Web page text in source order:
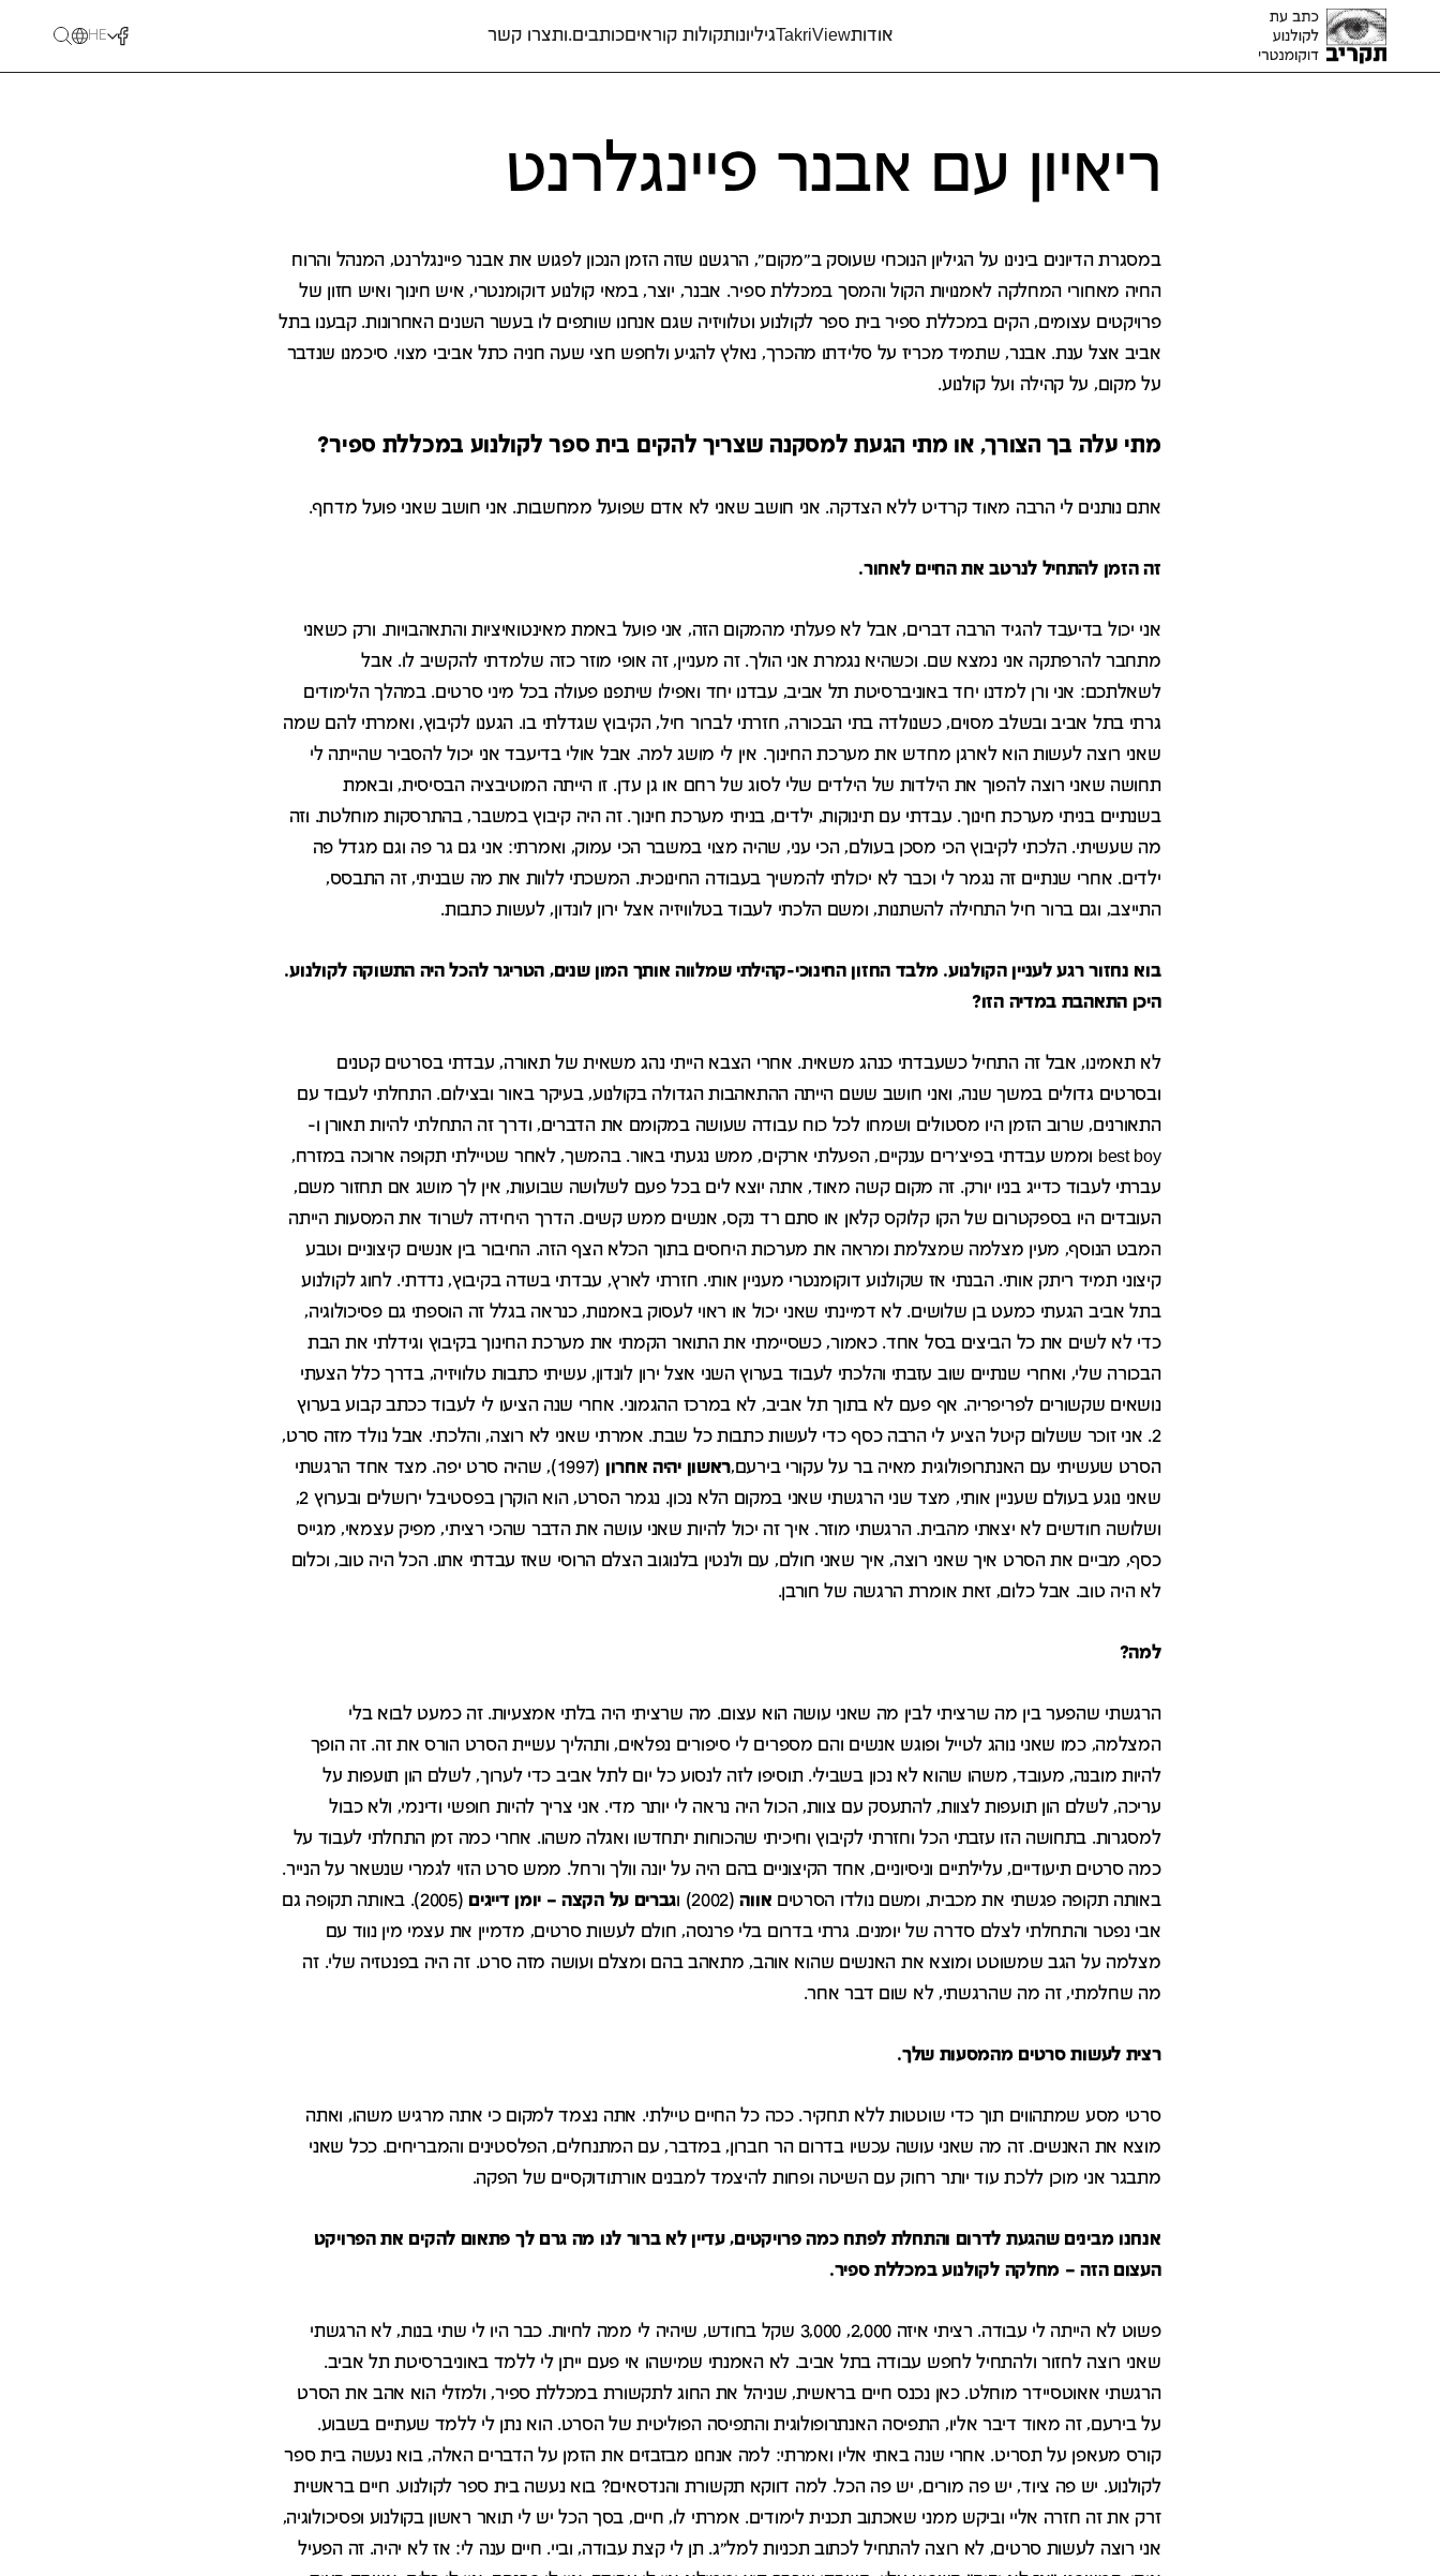
HE אודותTakriViewגיליונותקולות קוראיםכותבים.ותצרו קשר
ריאיון עם אבנר פיינגלרנט
במסגרת הדיונים בינינו על הגיליון הנוכחי שעוסק ב"מקום", הרגשנו שזה הזמן הנכון לפגוש את אבנר פיינגלרנט, המנהל והרוח
החיה מאחורי המחלקה לאמנויות הקול והמסך במכללת ספיר. אבנר, יוצר, במאי קולנוע דוקומנטרי, איש חינוך ואיש חזון של
פרויקטים עצומים, הקים במכללת ספיר בית ספר לקולנוע וטלוויזיה שגם אנחנו שותפים לו בעשר השנים האחרונות. קבענו בתל
אביב אצל ענת. אבנר, שתמיד מכריז על סלידתו מהכרך, נאלץ להגיע ולחפש חצי שעה חניה כתל אביבי מצוי. סיכמנו שנדבר
על מקום, על קהילה ועל קולנוע.
מתי עלה בך הצורך, או מתי הגעת למסקנה שצריך להקים בית ספר לקולנוע במכללת ספיר?
אתם נותנים לי הרבה מאוד קרדיט ללא הצדקה. אני חושב שאני לא אדם שפועל ממחשבות. אני חושב שאני פועל מדחף.
זה הזמן להתחיל לנרטב את החיים לאחור.
אני יכול בדיעבד להגיד הרבה דברים, אבל לא פעלתי מהמקום הזה, אני פועל באמת מאינטואיציות והתאהבויות. ורק כשאני
מתחבר להרפתקה אני נמצא שם. וכשהיא נגמרת אני הולך. זה מעניין, זה אופי מוזר כזה שלמדתי להקשיב לו. אבל
לשאלתכם: אני ורן למדנו יחד באוניברסיטת תל אביב, עבדנו יחד ואפילו שיתפנו פעולה בכל מיני סרטים. במהלך הלימודים
גרתי בתל אביב ובשלב מסוים, כשנולדה בתי הבכורה, חזרתי לברור חיל, הקיבוץ שגדלתי בו. הגענו לקיבוץ, ואמרתי להם שמה
שאני רוצה לעשות הוא לארגן מחדש את מערכת החינוך. אין לי מושג למה. אבל אולי בדיעבד אני יכול להסביר שהייתה לי
תחושה שאני רוצה להפוך את הילדות של הילדים שלי לסוג של רחם או גן עדן. זו הייתה המוטיבציה הבסיסית, ובאמת
בשנתיים בניתי מערכת חינוך. עבדתי עם תינוקות, ילדים, בניתי מערכת חינוך. זה היה קיבוץ במשבר, בהתרסקות מוחלטת. וזה
מה שעשיתי. הלכתי לקיבוץ הכי מסכן בעולם, הכי עני, שהיה מצוי במשבר הכי עמוק, ואמרתי: אני גם גר פה וגם מגדל פה
ילדים. אחרי שנתיים זה נגמר לי וכבר לא יכולתי להמשיך בעבודה החינוכית. המשכתי ללוות את מה שבניתי, זה התבסס,
התייצב, וגם ברור חיל התחילה להשתנות, ומשם הלכתי לעבוד בטלוויזיה אצל ירון לונדון, לעשות כתבות.
בוא נחזור רגע לעניין הקולנוע. מלבד החזון החינוכי-קהילתי שמלווה אותך המון שנים, הטריגר להכל היה התשוקה לקולנוע.
היכן התאהבת במדיה הזו?
לא תאמינו, אבל זה התחיל כשעבדתי כנהג משאית. אחרי הצבא הייתי נהג משאית של תאורה, עבדתי בסרטים קטנים
ובסרטים גדולים במשך שנה, ואני חושב ששם הייתה ההתאהבות הגדולה בקולנוע, בעיקר באור ובצילום. התחלתי לעבוד עם
התאורנים, שרוב הזמן היו מסטולים ושמחו לכל כוח עבודה שעושה במקומם את הדברים, ודרך זה התחלתי להיות תאורן ו-
best boy וממש עבדתי בפיצ'רים ענקיים, הפעלתי ארקים, ממש נגעתי באור. בהמשך, לאחר שטיילתי תקופה ארוכה במזרח,
עברתי לעבוד כדייג בניו יורק. זה מקום קשה מאוד, אתה יוצא לים בכל פעם לשלושה שבועות, אין לך מושג אם תחזור משם,
העובדים היו בספקטרום של הקו קלוקס קלאן או סתם רד נקס, אנשים ממש קשים. הדרך היחידה לשרוד את המסעות הייתה
המבט הנוסף, מעין מצלמה שמצלמת ומראה את מערכות היחסים בתוך הכלא הצף הזה. החיבור בין אנשים קיצוניים וטבע
קיצוני תמיד ריתק אותי. הבנתי אז שקולנוע דוקומנטרי מעניין אותי. חזרתי לארץ, עבדתי בשדה בקיבוץ, נדדתי. לחוג לקולנוע
בתל אביב הגעתי כמעט בן שלושים. לא דמיינתי שאני יכול או ראוי לעסוק באמנות, כנראה בגלל זה הוספתי גם פסיכולוגיה,
כדי לא לשים את כל הביצים בסל אחד. כאמור, כשסיימתי את התואר הקמתי את מערכת החינוך בקיבוץ וגידלתי את הבת
הבכורה שלי, ואחרי שנתיים שוב עזבתי והלכתי לעבוד בערוץ השני אצל ירון לונדון, עשיתי כתבות טלוויזיה, בדרך כלל הצעתי
נושאים שקשורים לפריפריה. אף פעם לא בתוך תל אביב, לא במרכז ההגמוני. אחרי שנה הציעו לי לעבוד ככתב קבוע בערוץ
2. אני זוכר ששלום קיטל הציע לי הרבה כסף כדי לעשות כתבות כל שבת. אמרתי שאני לא רוצה, והלכתי. אבל נולד מזה סרט,
הסרט שעשיתי עם האנתרופולוגית מאיה בר על עקורי בירעם,ראשון יהיה אחרון
(1997), שהיה סרט יפה. מצד אחד הרגשתי
שאני נוגע בעולם שעניין אותי, מצד שני הרגשתי שאני במקום הלא נכון. נגמר הסרט, הוא הוקרן בפסטיבל ירושלים ובערוץ 2,
ושלושה חודשים לא יצאתי מהבית. הרגשתי מוזר. איך זה יכול להיות שאני עושה את הדבר שהכי רציתי, מפיק עצמאי, מגייס
כסף, מביים את הסרט איך שאני רוצה, איך שאני חולם, עם ולנטין בלנוגוב הצלם הרוסי שאז עבדתי אתו. הכל היה טוב, וכלום
לא היה טוב. אבל כלום, זאת אומרת הרגשה של חורבן.
למה?
הרגשתי שהפער בין מה שרציתי לבין מה שאני עושה הוא עצום. מה שרציתי היה בלתי אמצעיות. זה כמעט לבוא בלי
המצלמה, כמו שאני נוהג לטייל ופוגש אנשים והם מספרים לי סיפורים נפלאים, ותהליך עשיית הסרט הורס את זה. זה הופך
להיות מובנה, מעובד, משהו שהוא לא נכון בשבילי. תוסיפו לזה לנסוע כל יום לתל אביב כדי לערוך, לשלם הון תועפות על
עריכה, לשלם הון תועפות לצוות, להתעסק עם צוות, הכול היה נראה לי יותר מדי. אני צריך להיות חופשי ודינמי, ולא כבול
למסגרות. בתחושה הזו עזבתי הכל וחזרתי לקיבוץ וחיכיתי שהכוחות יתחדשו ואגלה משהו. אחרי כמה זמן התחלתי לעבוד על
כמה סרטים תיעודיים, עלילתיים וניסיוניים, אחד הקיצוניים בהם היה על יונה וולך ורחל. ממש סרט הזוי לגמרי שנשאר על הנייר.
באותה תקופה פגשתי את מכבית, ומשם נולדו הסרטים אווה(2002) ו גברים על הקצה – יומן דייגים
(2005). באותה תקופה גם
אבי נפטר והתחלתי לצלם סדרה של יומנים. גרתי בדרום בלי פרנסה, חולם לעשות סרטים, מדמיין את עצמי מין נווד עם
מצלמה על הגב שמשוטט ומוצא את האנשים שהוא אוהב, מתאהב בהם ומצלם ועושה מזה סרט. זה היה בפנטזיה שלי. זה
מה שחלמתי, זה מה שהרגשתי, לא שום דבר אחר.
רצית לעשות סרטים מהמסעות שלך.
סרטי מסע שמתהווים תוך כדי שוטטות ללא תחקיר. ככה כל החיים טיילתי. אתה נצמד למקום כי אתה מרגיש משהו, ואתה
מוצא את האנשים. זה מה שאני עושה עכשיו בדרום הר חברון, במדבר, עם המתנחלים, הפלסטינים והמבריחים. ככל שאני
מתבגר אני מוכן ללכת עוד יותר רחוק עם השיטה ופחות להיצמד למבנים אורתודוקסיים של הפקה.
אנחנו מבינים שהגעת לדרום והתחלת לפתח כמה פרויקטים, עדיין לא ברור לנו מה גרם לך פתאום להקים את הפרויקט
העצום הזה – מחלקה לקולנוע במכללת ספיר.
פשוט לא הייתה לי עבודה. רציתי איזה 2,000, 3,000 שקל בחודש, שיהיה לי ממה לחיות. כבר היו לי שתי בנות, לא הרגשתי
שאני רוצה לחזור ולהתחיל לחפש עבודה בתל אביב. לא האמנתי שמישהו אי פעם ייתן לי ללמד באוניברסיטת תל אביב.
הרגשתי אאוטסיידר מוחלט. כאן נכנס חיים בראשית, שניהל את החוג לתקשורת במכללת ספיר, ולמזלי הוא אהב את הסרט
על בירעם, זה מאוד דיבר אליו, התפיסה האנתרופולוגית והתפיסה הפוליטית של הסרט. הוא נתן לי ללמד שעתיים בשבוע.
קורס מעאפן על תסריט. אחרי שנה באתי אליו ואמרתי: למה אנחנו מבזבזים את הזמן על הדברים האלה, בוא נעשה בית ספר
לקולנוע. יש פה ציוד, יש פה מורים, יש פה הכל. למה דווקא תקשורת והנדסאים? בוא נעשה בית ספר לקולנוע. חיים בראשית
זרק את זה חזרה אליי וביקש ממני שאכתוב תכנית לימודים. אמרתי לו, חיים, בסך הכל יש לי תואר ראשון בקולנוע ופסיכולוגיה,
אני רוצה לעשות סרטים, לא רוצה להתחיל לכתוב תכניות למל"ג. תן לי קצת עבודה, וביי. חיים ענה לי: אז לא יהיה. זה הפעיל